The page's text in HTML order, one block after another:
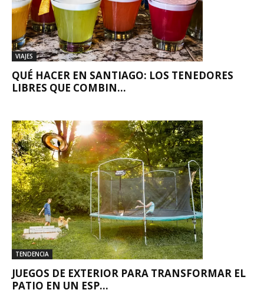
VIAJES
QUÉ HACER EN SANTIAGO: LOS TENEDORES
LIBRES QUE COMBIN...
TENDENCIA
JUEGOS DE EXTERIOR PARA TRANSFORMAR EL
PATIO EN UN ESP...